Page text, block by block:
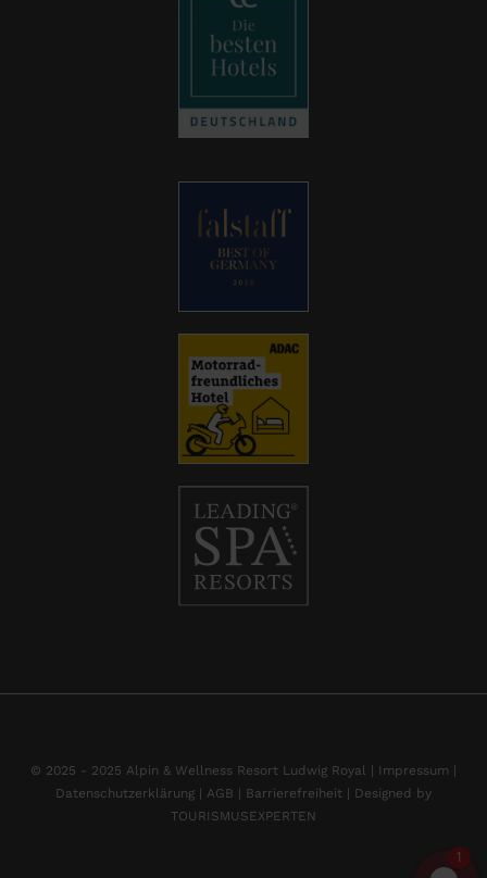
© 2025 - 2025 Alpin & Wellness Resort Ludwig Royal | Impressum |
Datenschutzerklärung | AGB | Barrierefreiheit | Designed by
TOURISMUSEXPERTEN
1